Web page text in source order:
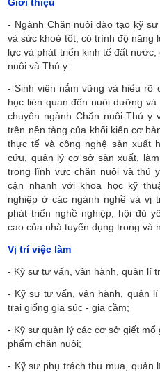
- Ngành Chăn nuôi đào tạo kỹ
và sức khoẻ tốt; có trình độ năng
lực và phát triển kinh tế đất
nuôi và Thú y.
- Sinh viên nắm vững và hiểu rõ
học liên quan đến nuôi dưỡng
chuyên ngành Chăn nuôi-Thú y
trên nền tảng của khối kiến cơ
thực tế và công nghệ sản xuất
cứu, quản lý cơ sở sản xuất,
trong lĩnh vực chăn nuôi và thú
cận nhanh với khoa học kỹ
nghiệp ở các ngành nghề và vị
phát triển nghề nghiệp, hội đủ
cao của nhà tuyển dụng trong và
Vị trí việc làm
- Kỹ sư tư vấn, vận hành, quản lí
- Kỹ sư tư vấn, vận hành, quản
trại giống gia súc - gia cầm;
- Kỹ sư quản lý các cơ sở giết
phẩm chăn nuôi;
- Kỹ sư phụ trách thu mua, quản